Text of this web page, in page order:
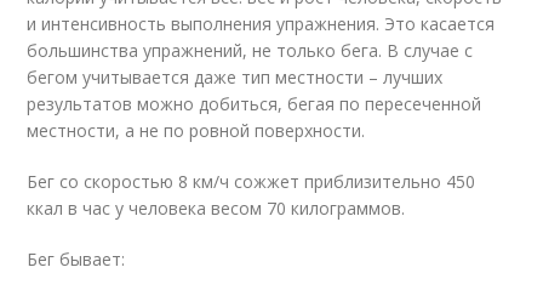
и интенсивность выполнения упражнения. Это касается
большинства упражнений, не только бега. В случае с
бегом учитывается даже тип местности – лучших
результатов можно добиться, бегая по пересеченной
местности, а не по ровной поверхности.
Бег со скоростью 8 км/ч сожжет приблизительно 450
ккал в час у человека весом 70 килограммов.
Бег бывает: